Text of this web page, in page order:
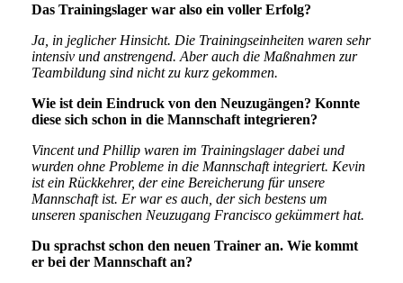
Das Trainingslager war also ein voller Erfolg?
Ja, in jeglicher Hinsicht. Die Trainingseinheiten waren sehr
intensiv und anstrengend. Aber auch die Maßnahmen zur
Teambildung sind nicht zu kurz gekommen.
Wie ist dein Eindruck von den Neuzugängen? Konnte
diese sich schon in die Mannschaft integrieren?
Vincent und Phillip waren im Trainingslager dabei und
wurden ohne Probleme in die Mannschaft integriert. Kevin
ist ein Rückkehrer, der eine Bereicherung für unsere
Mannschaft ist. Er war es auch, der sich bestens um
unseren spanischen Neuzugang Francisco gekümmert hat.
Du sprachst schon den neuen Trainer an. Wie kommt
er bei der Mannschaft an?